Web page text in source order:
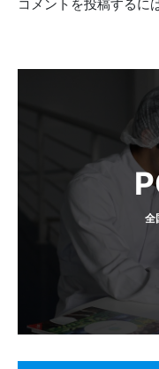
ビ
コメントを投稿するに
全